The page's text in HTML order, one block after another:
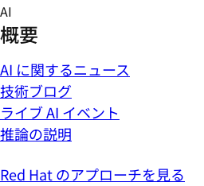
Skip
to
content
AI
概要
AI に関するニュース
技術ブログ
ライブ AI イベント
推論の説明
Red Hat のアプローチを見る